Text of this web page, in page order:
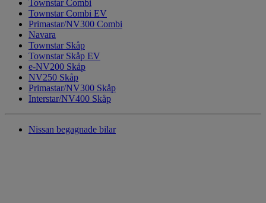
Townstar Combi
Townstar Combi EV
Primastar/NV300 Combi
Navara
Townstar Skåp
Townstar Skåp EV
e-NV200 Skåp
NV250 Skåp
Primastar/NV300 Skåp
Interstar/NV400 Skåp
Nissan begagnade bilar